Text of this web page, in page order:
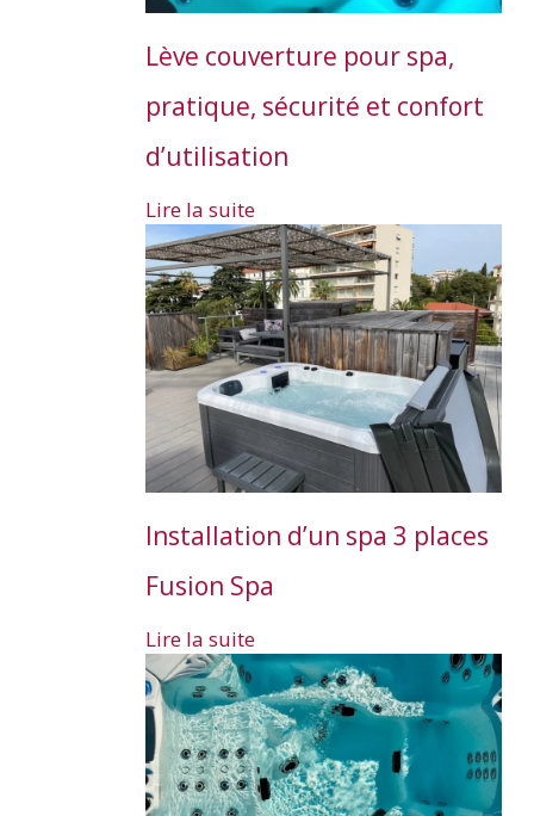
Lève couverture pour spa,
pratique, sécurité et confort
d’utilisation
Lire la suite
Installation d’un spa 3 places
Fusion Spa
Lire la suite